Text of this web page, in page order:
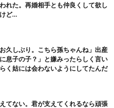
ちゅっちゅしながらの濃厚エッ...
評価「パリピ」続編への期待が高...
舐めまわしたい女の子ｗｗｗｗｗ
れた。再婚相手とも仲良くして欲し
ど…
久しぶり。こちら孫ちゃんね」出産
息子の子？」と嫌みったらしく言い
く姑には会わないようにしてたんだ
てない。君が支えてくれるなら頑張